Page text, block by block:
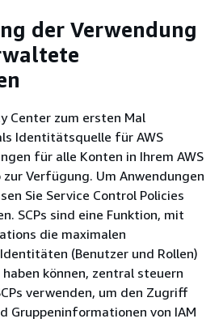
der Verwendung
Center zum ersten Mal
Identitätsquelle für AWS
für alle Konten in Ihrem AWS
Verfügung. Um Anwendungen
Sie Service Control Policies
SCPs sind eine Funktion, mit
die maximalen
(Benutzer und Rollen)
können, zentral steuern
verwenden, um den Zugriff
Gruppeninformationen von IAM